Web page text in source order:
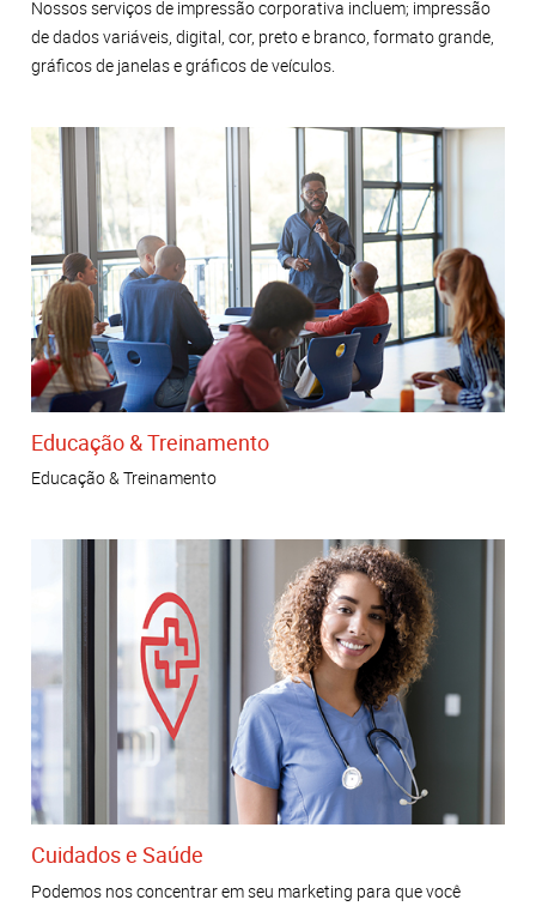
Nossos serviços de impressão corporativa incluem; impressão
de dados variáveis, digital, cor, preto e branco, formato grande,
gráficos de janelas e gráficos de veículos.
Educação & Treinamento
Educação & Treinamento
Cuidados e Saúde
Podemos nos concentrar em seu marketing para que você